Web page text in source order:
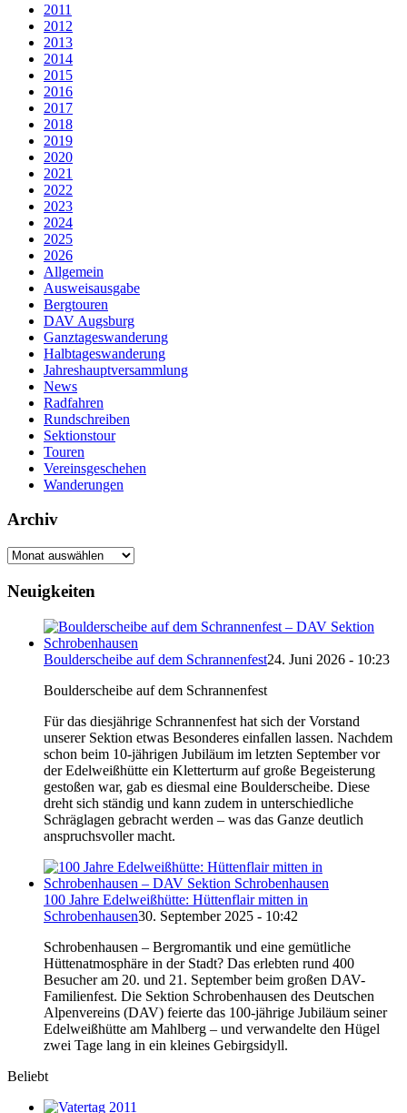
2011
2012
2013
2014
2015
2016
2017
2018
2019
2020
2021
2022
2023
2024
2025
2026
Allgemein
Ausweisausgabe
Bergtouren
DAV Augsburg
Ganztageswanderung
Halbtageswanderung
Jahreshauptversammlung
News
Radfahren
Rundschreiben
Sektionstour
Touren
Vereinsgeschehen
Wanderungen
Archiv
Archiv
Neuigkeiten
Boulderscheibe auf dem Schrannenfest24. Juni 2026 - 10:23
Boulderscheibe auf dem Schrannenfest
Für das diesjährige Schrannenfest hat sich der Vorstand
unserer Sektion etwas Besonderes einfallen lassen. Nachdem
schon beim 10-jährigen Jubiläum im letzten September vor
der Edelweißhütte ein Kletterturm auf große Begeisterung
gestoßen war, gab es diesmal eine Boulderscheibe. Diese
dreht sich ständig und kann zudem in unterschiedliche
Schräglagen gebracht werden – was das Ganze deutlich
anspruchsvoller macht.
100 Jahre Edelweißhütte: Hüttenflair mitten in
Schrobenhausen30. September 2025 - 10:42
Schrobenhausen – Bergromantik und eine gemütliche
Hüttenatmosphäre in der Stadt? Das erlebten rund 400
Besucher am 20. und 21. September beim großen DAV-
Familienfest. Die Sektion Schrobenhausen des Deutschen
Alpenvereins (DAV) feierte das 100-jährige Jubiläum seiner
Edelweißhütte am Mahlberg – und verwandelte den Hügel
zwei Tage lang in ein kleines Gebirgsidyll.
Beliebt